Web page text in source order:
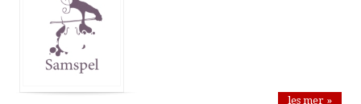
les mer »